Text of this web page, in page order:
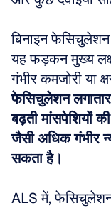
बिनाइन
यह फड़कन मुख्य
गंभीर कमजोरी या
फेसिचुलेशन लगातार
बढ़ती मांसपेशियों
जैसी अधिक गंभीर
सकता है।
ALS में, फेसिचुलेशन